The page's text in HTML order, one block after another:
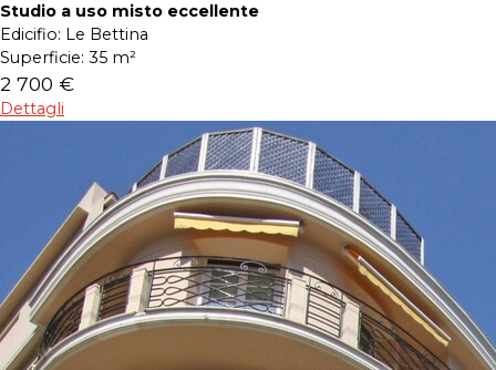
Studio a uso misto eccellente
Edicifio: Le Bettina
Superficie: 35 m²
2 700 €
Dettagli